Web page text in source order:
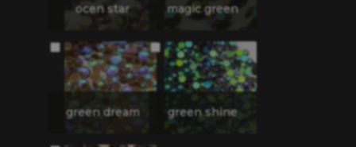
ocen star magic green
green dream green shine